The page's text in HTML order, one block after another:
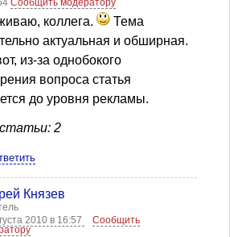
Сообщить модератору
коллега.
Тема
актуальная и обширная.
из-за однобокого
вопроса статья
до уровня рекламы.
2
Князев
2010 в 16:57
Сообщить